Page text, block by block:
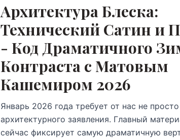
Архитектура Блеска:
Технический Сатин и
- Код Драматичного
Контраста с Матовым
Кашемиром 2026
Январь 2026 года требует от нас не
архитектурного заявления. Главный
сейчас фиксирует самую драматичную